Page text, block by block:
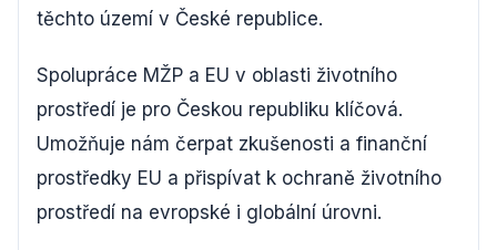
těchto území v České republice.
Spolupráce MŽP a EU v oblasti životního
prostředí je pro Českou republiku klíčová.
Umožňuje nám čerpat zkušenosti a finanční
prostředky EU a přispívat k ochraně životního
prostředí na evropské i globální úrovni.